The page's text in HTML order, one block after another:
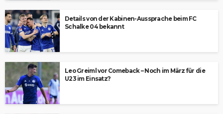
Details von der Kabinen-Aussprache beim FC
Schalke 04 bekannt
Leo Greiml vor Comeback – Noch im März für die
U23 im Einsatz?